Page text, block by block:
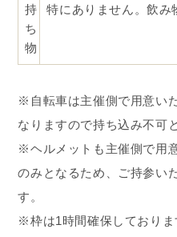
持
ち
物
特にありません。飲み
※自転車は主催側で用意い
なりますので持ち込み不可
※ヘルメットも主催側で用
のみとなるため、ご持参い
す。
※枠は1時間確保しており